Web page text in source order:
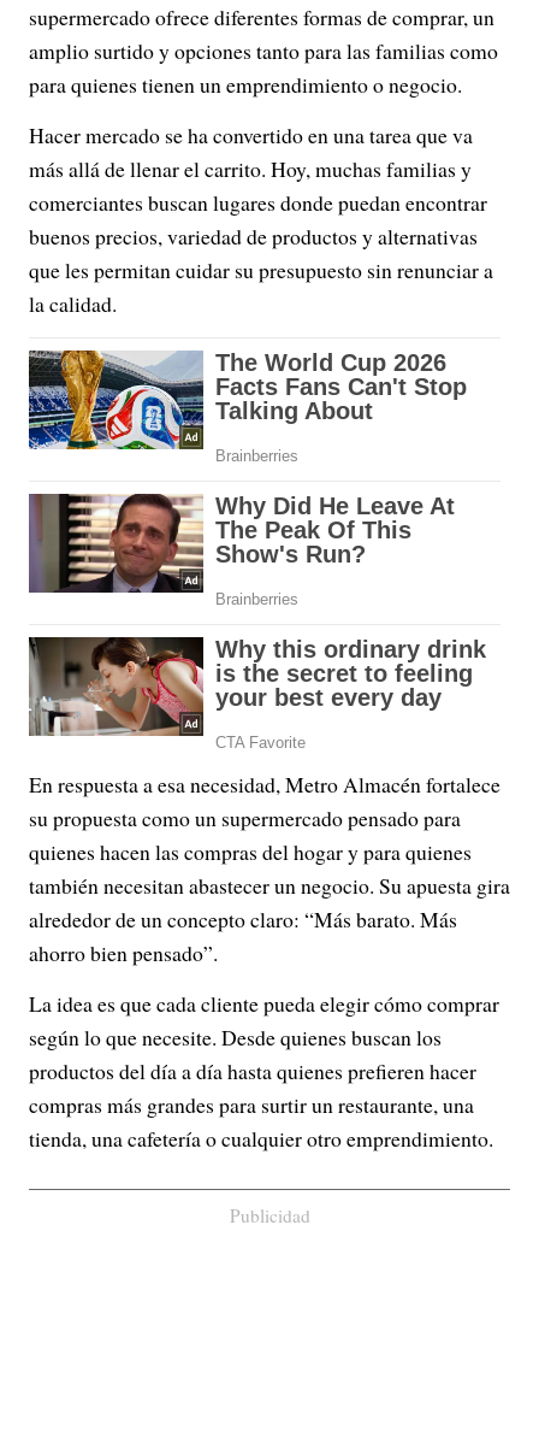
supermercado ofrece diferentes formas de comprar, un
amplio surtido y opciones tanto para las familias como
para quienes tienen un emprendimiento o negocio.
Hacer mercado se ha convertido en una tarea que va
más allá de llenar el carrito. Hoy, muchas familias y
comerciantes buscan lugares donde puedan encontrar
buenos precios, variedad de productos y alternativas
que les permitan cuidar su presupuesto sin renunciar a
la calidad.
En respuesta a esa necesidad, Metro Almacén fortalece
su propuesta como un supermercado pensado para
quienes hacen las compras del hogar y para quienes
también necesitan abastecer un negocio. Su apuesta gira
alrededor de un concepto claro: “Más barato. Más
ahorro bien pensado”.
La idea es que cada cliente pueda elegir cómo comprar
según lo que necesite. Desde quienes buscan los
productos del día a día hasta quienes prefieren hacer
compras más grandes para surtir un restaurante, una
tienda, una cafetería o cualquier otro emprendimiento.
Publicidad